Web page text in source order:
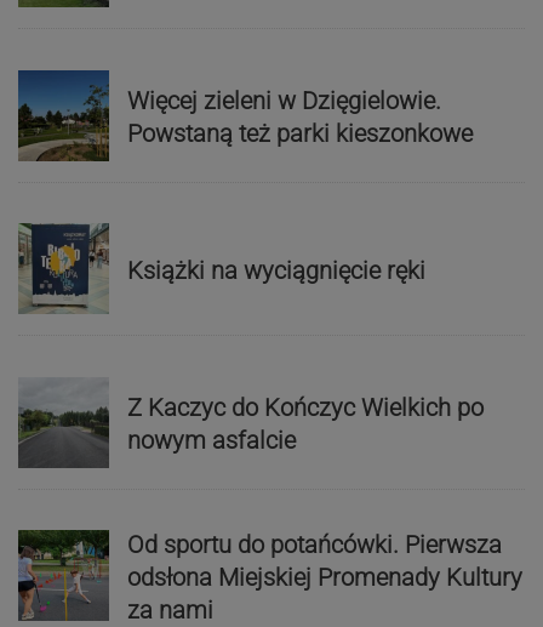
Więcej zieleni w Dzięgielowie.
Powstaną też parki kieszonkowe
Książki na wyciągnięcie ręki
Z Kaczyc do Kończyc Wielkich po
nowym asfalcie
Od sportu do potańcówki. Pierwsza
odsłona Miejskiej Promenady Kultury
za nami